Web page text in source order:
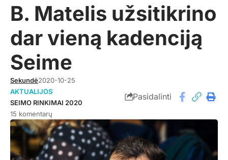
B. Matelis užsitikrino
dar vieną kadenciją
Seime
Sekundė2020-10-25
AKTUALIJOS
SEIMO RINKIMAI 2020
15 komentarų
Pasidalinti